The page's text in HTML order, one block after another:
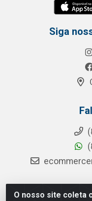
O nosso site coleta
Siga